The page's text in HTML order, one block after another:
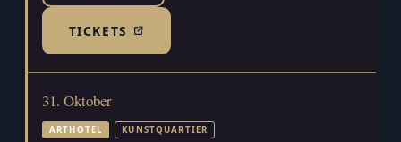
TICKETS(TICKETSHOP, ÖFFNET IN NEUEM TAB)
31. Oktober
ARTHOTEL KUNSTQUARTIER